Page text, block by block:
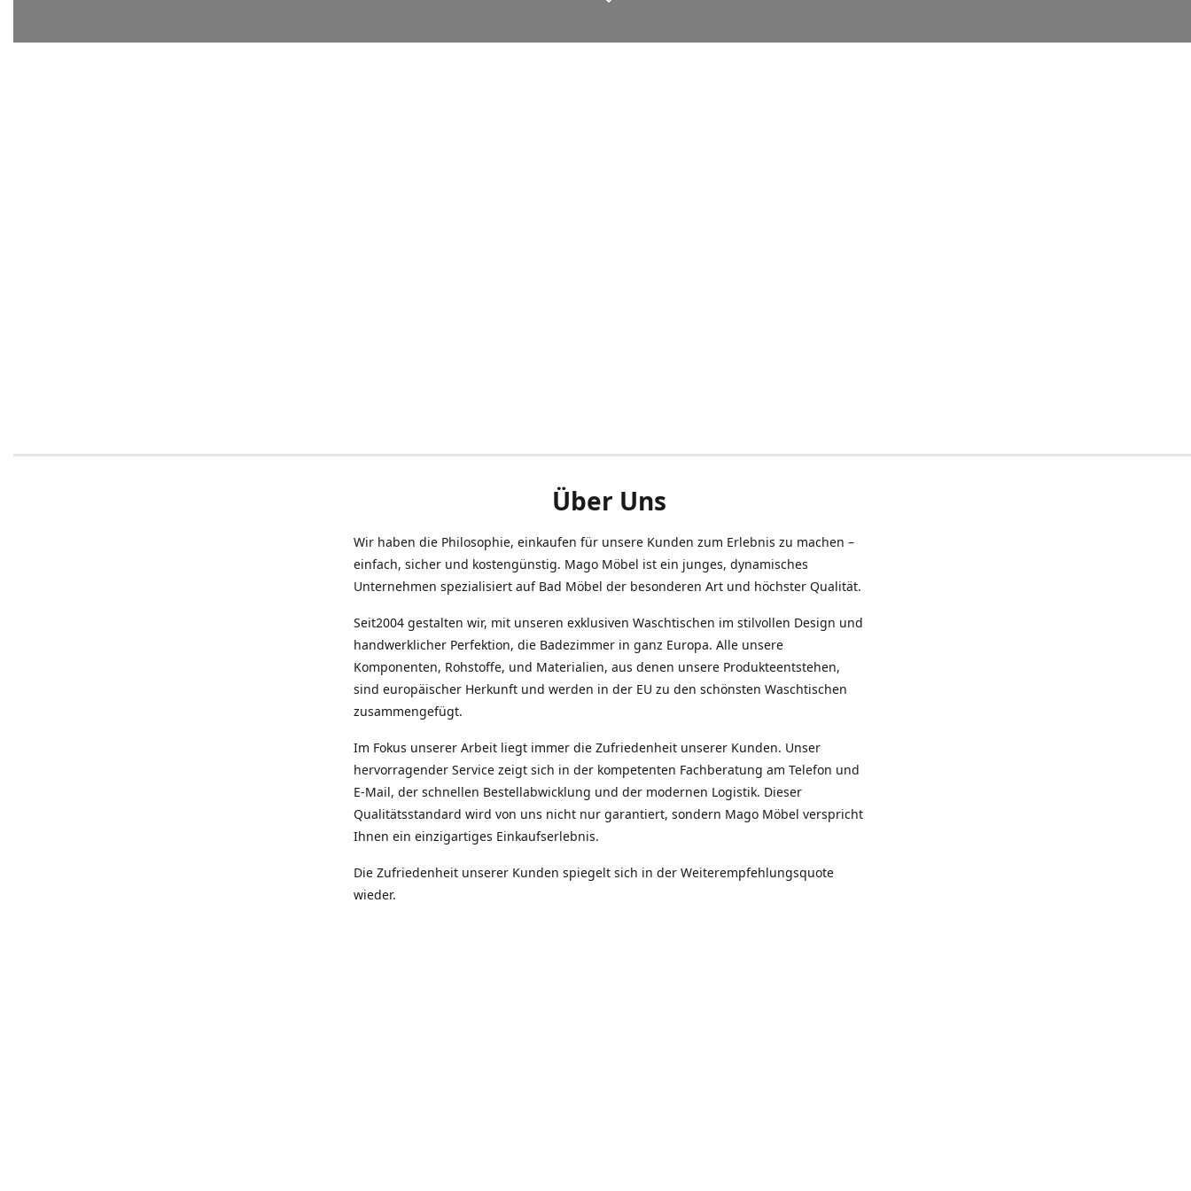
Über Uns
Wir haben die Philosophie, einkaufen für unsere Kunden zum Erlebnis zu machen –
einfach, sicher und kostengünstig. Mago Möbel ist ein junges, dynamisches
Unternehmen spezialisiert auf Bad Möbel der besonderen Art und höchster Qualität.
Seit2004 gestalten wir, mit unseren exklusiven Waschtischen im stilvollen Design und
handwerklicher Perfektion, die Badezimmer in ganz Europa. Alle unsere
Komponenten, Rohstoffe, und Materialien, aus denen unsere Produkteentstehen,
sind europäischer Herkunft und werden in der EU zu den schönsten Waschtischen
zusammengefügt.
Im Fokus unserer Arbeit liegt immer die Zufriedenheit unserer Kunden. Unser
hervorragender Service zeigt sich in der kompetenten Fachberatung am Telefon und
E-Mail, der schnellen Bestellabwicklung und der modernen Logistik. Dieser
Qualitätsstandard wird von uns nicht nur garantiert, sondern Mago Möbel verspricht
Ihnen ein einzigartiges Einkaufserlebnis.
Die Zufriedenheit unserer Kunden spiegelt sich in der Weiterempfehlungsquote
wieder.